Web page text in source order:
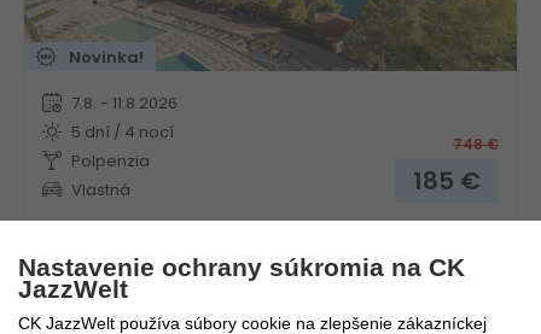
Novinka!
7.8. - 11.8.2026
5 dní / 4 nocí
Polpenzia
Vlastná
748€
185 €
Nastavenie ochrany súkromia na CK
JazzWelt
CK JazzWelt používa súbory cookie na zlepšenie zákazníckej